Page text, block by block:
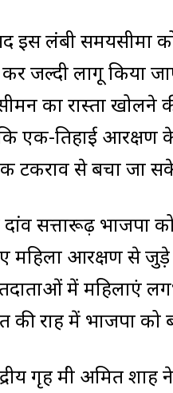
लंबी समयसीमा को
जल्दी लागू किया
का रास्ता
एक-तिहाई आरक्षण
टकराव से बचा जा
सत्तारूढ़ भाजपा
महिला आरक्षण से
में महिलाएं
की राह में भाजपा
गृह मंत्री अमित